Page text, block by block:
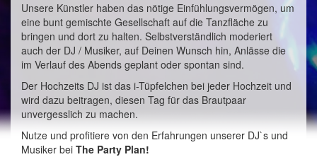
Unsere Künstler haben das nötige Einfühlungsvermögen, um
eine bunt gemischte Gesellschaft auf die Tanzfläche zu
bringen und dort zu halten. Selbstverständlich moderiert
auch der DJ / Musiker, auf Deinen Wunsch hin, Anlässe die
im Verlauf des Abends geplant oder spontan sind.
Der Hochzeits DJ ist das i-Tüpfelchen bei jeder Hochzeit und
wird dazu beitragen, diesen Tag für das Brautpaar
unvergesslich zu machen.
Nutze und profitiere von den Erfahrungen unserer DJ`s und
Musiker bei The Party Plan!